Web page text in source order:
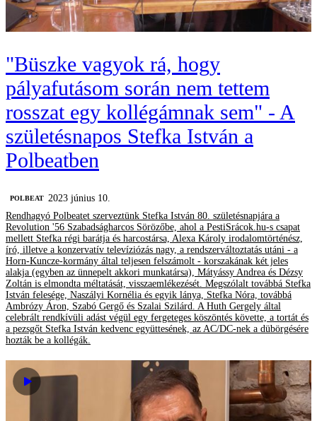
"Büszke vagyok rá, hogy
pályafutásom során nem tettem
rosszat egy kollégámnak sem" - A
születésnapos Stefka István a
Polbeatben
‎POLBEAT
2023 június 10.
Rendhagyó Polbeatet szerveztünk Stefka István 80. születésnapjára a
Revolution '56 Szabadságharcos Sörözőbe, ahol a PestiSrácok.hu-s csapat
mellett Stefka régi barátja és harcostársa, Alexa Károly irodalomtörténész,
író, illetve a konzervatív televíziózás nagy, a rendszerváltoztatás utáni - a
Horn-Kuncze-kormány által teljesen felszámolt - korszakának két jeles
alakja (egyben az ünnepelt akkori munkatársa), Mátyássy Andrea és Dézsy
Zoltán is elmondta méltatását, visszaemlékezését. Megszólalt továbbá Stefka
István felesége, Naszályi Kornélia és egyik lánya, Stefka Nóra, továbbá
Ambrózy Áron, Szabó Gergő és Szalai Szilárd. A Huth Gergely által
celebrált rendkívüli adást végül egy fergeteges köszöntés követte, a tortát és
a pezsgőt Stefka István kedvenc együttesének, az AC/DC-nek a dübörgésére
hozták be a kollégák.